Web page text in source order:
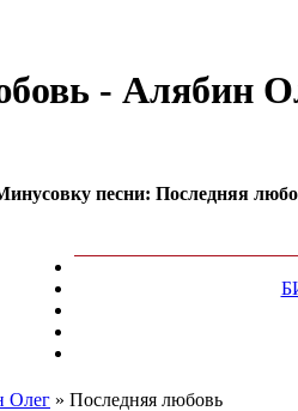
- Алябин
песни: Последняя
Олег » Последняя любовь